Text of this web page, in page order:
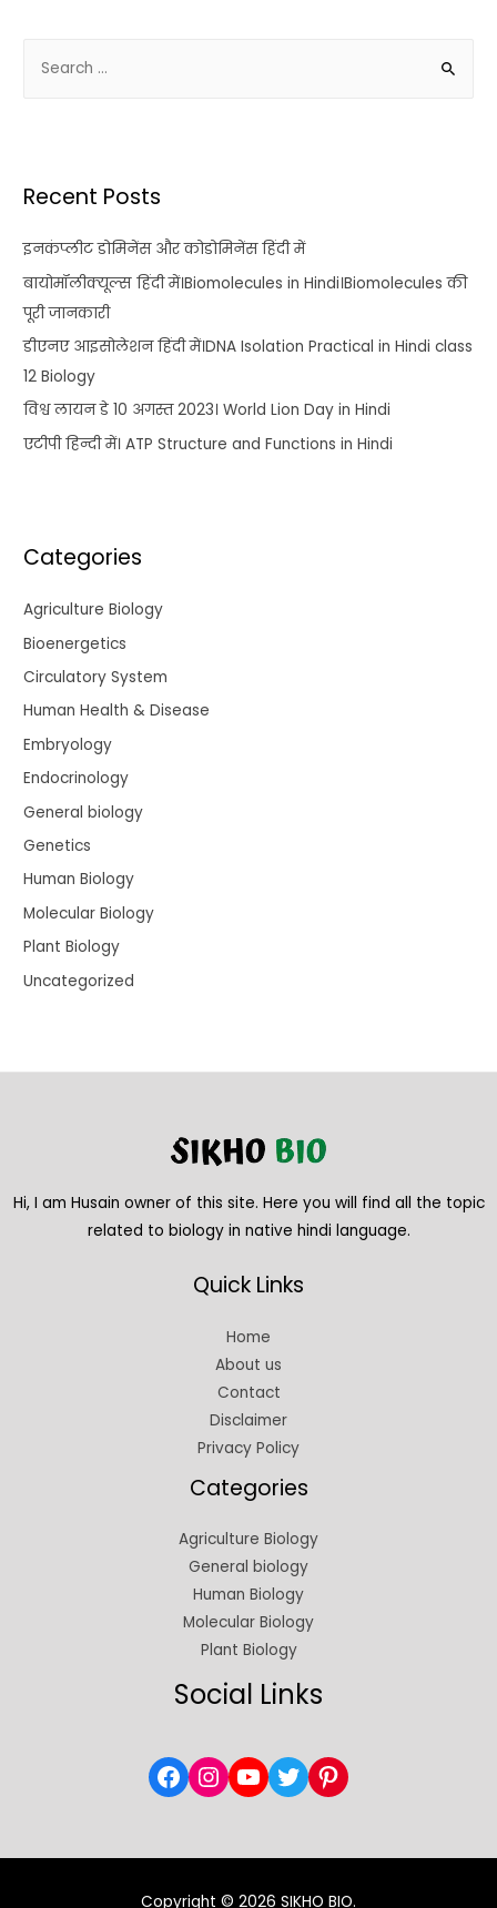
Recent Posts
इनकंप्लीट डोमिनेंस और कोडोमिनेंस हिंदी में
बायोमॉलीक्यूल्स हिंदी में।Biomolecules in Hindi।Biomolecules की
पूरी जानकारी
डीएनए आइसोलेशन हिंदी में।DNA Isolation Practical in Hindi class
12 Biology
विश्व लायन डे 10 अगस्त 2023। World Lion Day in Hindi
एटीपी हिन्दी में। ATP Structure and Functions in Hindi
Categories
Agriculture Biology
Bioenergetics
Circulatory System
Human Health & Disease
Embryology
Endocrinology
General biology
Genetics
Human Biology
Molecular Biology
Plant Biology
Uncategorized
Hi, I am Husain owner of this site. Here you will find all the topic
related to biology in native hindi language.
Quick Links
Home
About us
Contact
Disclaimer
Privacy Policy
Categories
Agriculture Biology
General biology
Human Biology
Molecular Biology
Plant Biology
Social Links
Copyright © 2026 SIKHO BIO.